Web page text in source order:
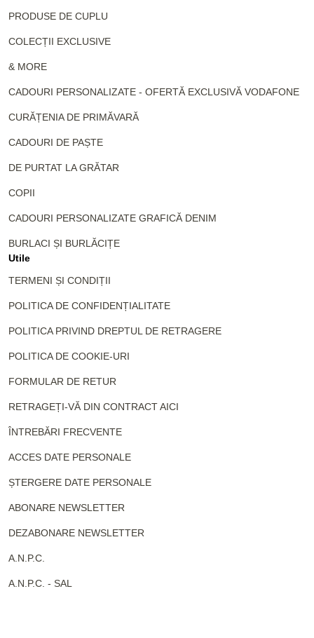
PRODUSE DE CUPLU
COLECȚII EXCLUSIVE
& MORE
CADOURI PERSONALIZATE - OFERTĂ EXCLUSIVĂ VODAFONE
CURĂȚENIA DE PRIMĂVARĂ
CADOURI DE PAȘTE
DE PURTAT LA GRĂTAR
COPII
CADOURI PERSONALIZATE GRAFICĂ DENIM
BURLACI ȘI BURLĂCIȚE
Utile
TERMENI ȘI CONDIȚII
POLITICA DE CONFIDENȚIALITATE
POLITICA PRIVIND DREPTUL DE RETRAGERE
POLITICA DE COOKIE-URI
FORMULAR DE RETUR
RETRAGEȚI-VĂ DIN CONTRACT AICI
ÎNTREBĂRI FRECVENTE
ACCES DATE PERSONALE
ȘTERGERE DATE PERSONALE
ABONARE NEWSLETTER
DEZABONARE NEWSLETTER
A.N.P.C.
A.N.P.C. - SAL